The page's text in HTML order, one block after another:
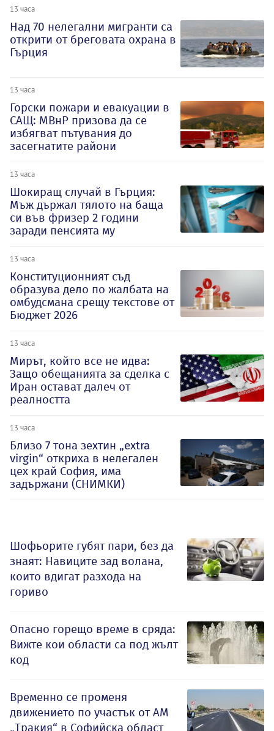
13 часа
Над 70 нелегални мигранти са
открити от бреговата охрана в
Гърция
13 часа
Горски пожари и евакуации в
САЩ: МВнР призова да се
избягват пътувания до
засегнатите райони
13 часа
Шокиращ случай в Гърция:
Мъж държал тялото на баща
си във фризер 2 години
заради пенсията му
13 часа
Конституционният съд
образува дело по жалбата на
омбудсмана срещу текстове от
Бюджет 2026
13 часа
Мирът, който все не идва:
Защо обещанията за сделка с
Иран остават далеч от
реалността
13 часа
Близо 7 тона зехтин „extra
virgin“ откриха в нелегален
цех край София, има
задържани (СНИМКИ)
Шофьорите губят пари, без да
знаят: Навиците зад волана,
които вдигат разхода на
гориво
Опасно горещо време в сряда:
Вижте кои области са под жълт
код
Временно се променя
движението по участък от АМ
„Тракия“ в Софийска област